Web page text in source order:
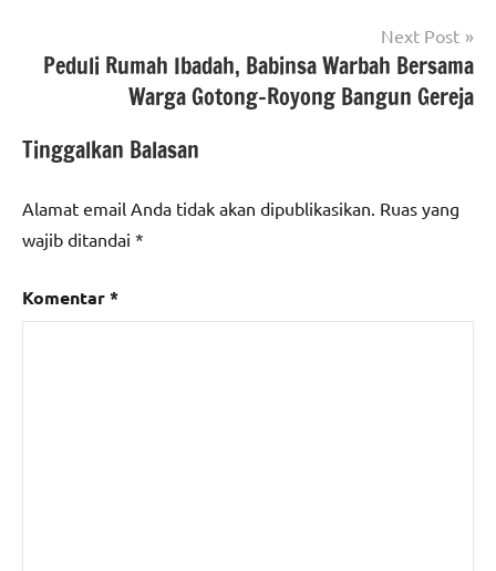
Next Post
Peduli Rumah Ibadah, Babinsa Warbah Bersama
Warga Gotong-Royong Bangun Gereja
Tinggalkan Balasan
Alamat email Anda tidak akan dipublikasikan. Ruas yang
wajib ditandai *
Komentar*